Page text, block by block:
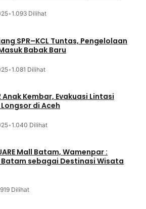
•1.093 Dilihat
SPR–KCL Tuntas, Pengelolaan
Babak Baru
•1.081 Dilihat
Anak Kembar, Evakuasi Lintasi
di Aceh
•1.040 Dilihat
Mall Batam, Wamenpar :
Batam sebagai Destinasi Wisata
919 Dilihat